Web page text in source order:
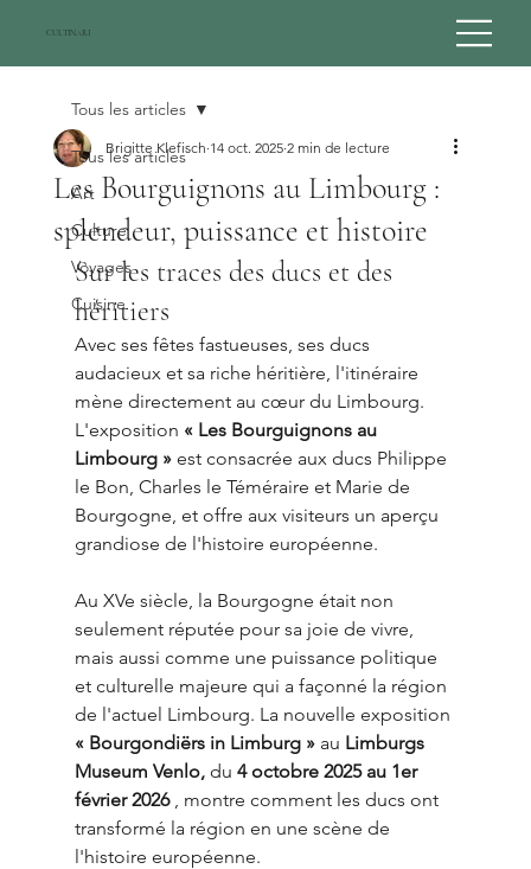
CULTINARI
Tous les articles
Art
Culture
Voyages
Cuisine
Tous les articles
Les Bourguignons au Limbourg :
splendeur, puissance et histoire
Brigitte Klefisch 14 oct. 2025 2 min de lecture
Sur les traces des ducs et des
héritiers
Avec ses fêtes fastueuses, ses ducs
audacieux et sa riche héritière, l'itinéraire
mène directement au cœur du Limbourg.
L'exposition « Les Bourguignons au
Limbourg » est consacrée aux ducs Philippe
le Bon, Charles le Téméraire et Marie de
Bourgogne, et offre aux visiteurs un aperçu
grandiose de l'histoire européenne.
Au XVe siècle, la Bourgogne était non
seulement réputée pour sa joie de vivre,
mais aussi comme une puissance politique
et culturelle majeure qui a façonné la région
de l'actuel Limbourg. La nouvelle exposition
« Bourgondiërs in Limburg » au Limburgs
Museum Venlo, du 4 octobre 2025 au 1er
février 2026 , montre comment les ducs ont
transformé la région en une scène de
l'histoire européenne.